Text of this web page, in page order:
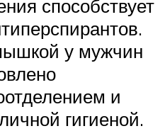
способствует
у мужчин
и
гигиеной.